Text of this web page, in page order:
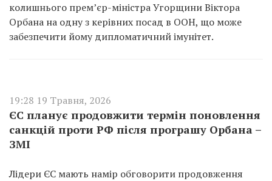
колишнього прем’єр-міністра Угорщини Віктора
Орбана на одну з керівних посад в ООН, що може
забезпечити йому дипломатичний імунітет.
19:28 19 Травня, 2026
ЄС планує продовжити термін поновлення
санкцій проти РФ після програшу Орбана –
ЗМІ
Лідери ЄС мають намір обговорити продовження